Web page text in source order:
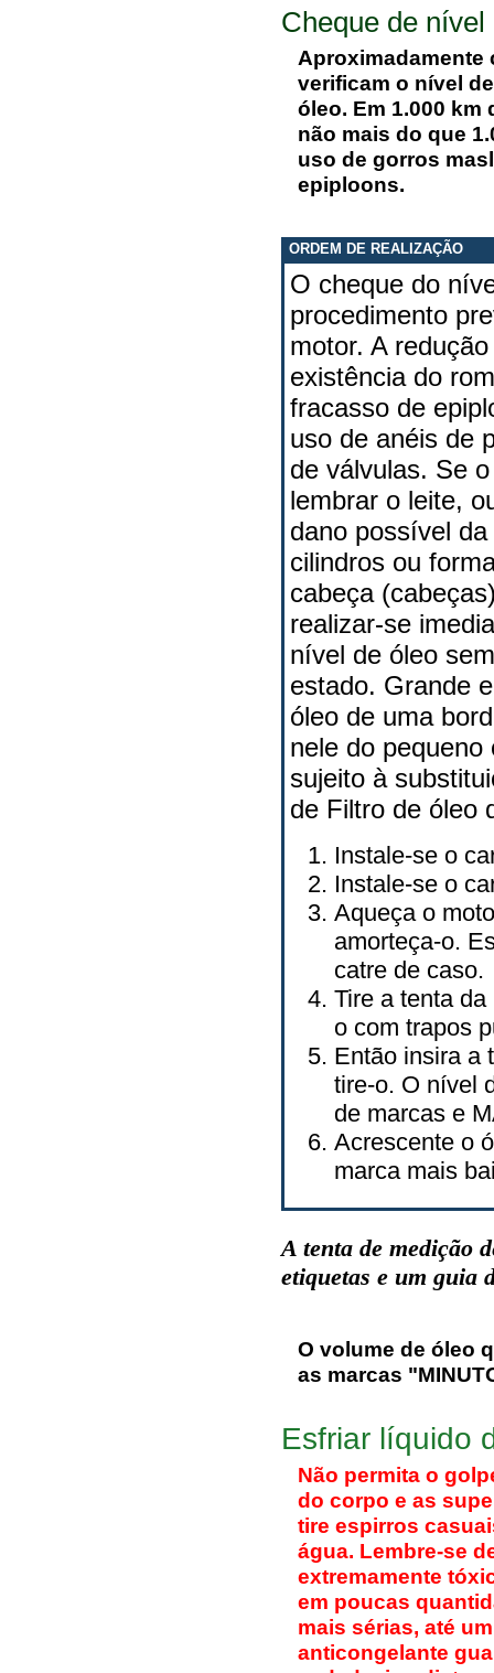
Cheque de nível
Aproximadamente
verificam o nível
óleo. Em 1.000
não mais do que
uso de gorros
epiploons.
ORDEM DE REALIZAÇÃO
O cheque do
procedimento
motor. A
existência do
fracasso de
uso de anéis de
de válvulas. Se
lembrar o leite,
dano possível
cilindros ou
cabeça
realizar-se
nível de óleo
estado. Grande
óleo de uma
nele do
sujeito à
de Filtro de óleo
Instale-se o
Instale-se o
Aqueça o
amorteça-o.
catre de caso.
Tire a tenta
o com trapos
Então insira a
tire-o. O nível
de marcas e
Acrescente o
marca mais
A tenta de medição
etiquetas e um guia
O volume de óleo
as marcas
Esfriar líquido
Não permita o
do corpo e as
tire espirros
água. Lembre-se
extremamente
em poucas
mais sérias, até
anticongelante